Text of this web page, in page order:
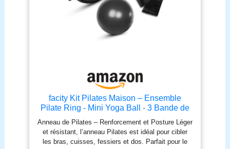
facity Kit Pilates Maison – Ensemble
Pilate Ring - Mini Yoga Ball - 3 Bande de
Resistance Musculation Maison -
Elastique Sport - Gym Equipment
Anneau de Pilates – Renforcement et Posture Léger
et résistant, l’anneau Pilates est idéal pour cibler
les bras, cuisses, fessiers et dos. Parfait pour le